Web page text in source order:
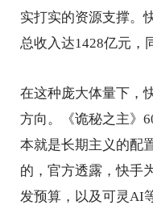
实打实的资源支撑。
总收入达1428亿元，
在这种庞大体量下，
方向。《诡秘之主》
本就是长期主义的配
的，官方透露，快手
发预算，以及可灵AI